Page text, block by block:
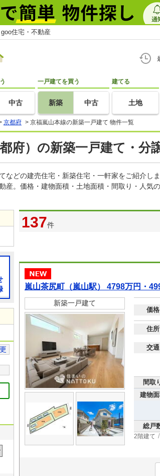
住宅・不動産
中古
一戸建てを買う
新築 中古
建てる
土地
京都府 > 京福嵐山本線の新築一戸建て 物件一覧
府）の新築一戸建て・分
などの建売住宅・新築住宅・一軒家をご紹介し
産。価格・建物面積・土地面積・間取り・人気
137件
嵐山茶尻町（嵐山駅） 4798万円・
新築一戸建て
価格
住所
交通
間取
建物
総戸
2階建て